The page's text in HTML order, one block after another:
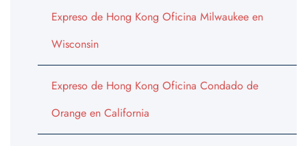
Expreso de Hong Kong Oficina Milwaukee en
Wisconsin
Expreso de Hong Kong Oficina Condado de
Orange en California